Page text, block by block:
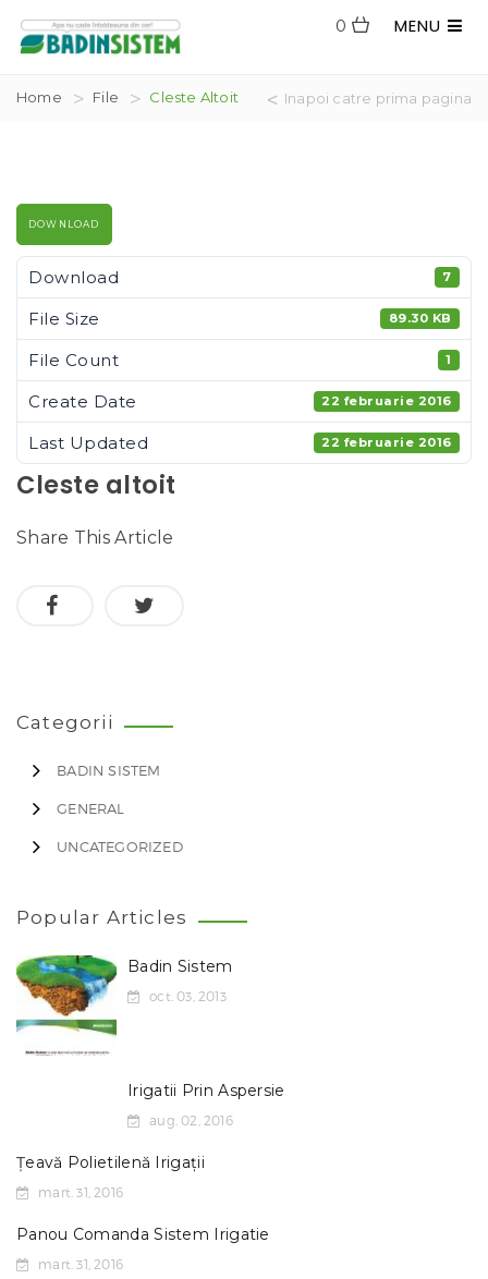
MENU
0
Home File Cleste Altoit Inapoi catre prima pagina
DOWNLOAD
Download 7
File Size 89.30 KB
File Count 1
Create Date 22 februarie 2016
Last Updated 22 februarie 2016
Cleste altoit
Share This Article
Categorii
BADIN SISTEM
GENERAL
UNCATEGORIZED
Popular Articles
Badin Sistem
oct. 03, 2013
Irigatii Prin Aspersie
aug. 02, 2016
Țeavă Polietilenă Irigații
mart. 31, 2016
Panou Comanda Sistem Irigatie
mart. 31, 2016